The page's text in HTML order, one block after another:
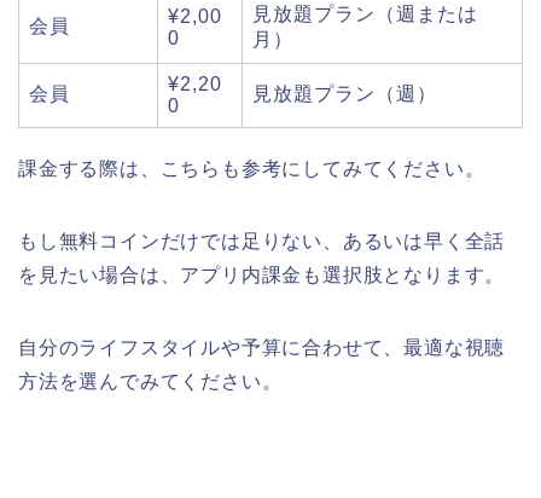
会員
¥2,00
0
見放題プラン（週または
月）
会員
¥2,20
0
見放題プラン（週）
課金する際は、こちらも参考にしてみてください。
もし無料コインだけでは足りない、あるいは早く全話
を見たい場合は、アプリ内課金も選択肢となります。
自分のライフスタイルや予算に合わせて、最適な視聴
方法を選んでみてください。